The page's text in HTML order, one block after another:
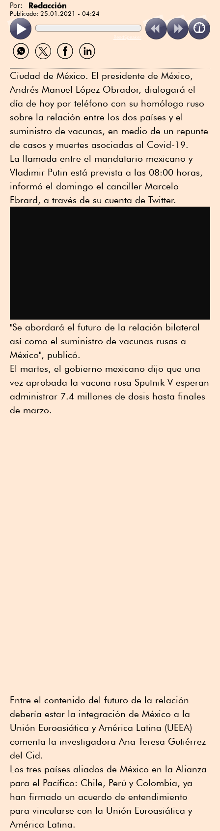
Por: Redacción
Publicado: 25.01.2021 - 04:24
ReadSpeaker
Compartir
por
Compartir
por
Compartir
por
Compartir
por
Ciudad de México. El presidente de México,
Andrés Manuel López Obrador, dialogará el
día de hoy por teléfono con su homólogo ruso
sobre la relación entre los dos países y el
suministro de vacunas, en medio de un repunte
de casos y muertes asociadas al Covid-19.
La llamada entre el mandatario mexicano y
Vladimir Putin está prevista a las 08:00 horas,
informó el domingo el canciller Marcelo
Ebrard, a través de su cuenta de Twitter.
"Se abordará el futuro de la relación bilateral
así como el suministro de vacunas rusas a
México", publicó.
El martes, el gobierno mexicano dijo que una
vez aprobada la vacuna rusa Sputnik V esperan
administrar 7.4 millones de dosis hasta finales
de marzo.
Entre el contenido del futuro de la relación
debería estar la integración de México a la
Unión Euroasiática y América Latina (UEEA)
comenta la investigadora Ana Teresa Gutiérrez
del Cid.
Los tres países aliados de México en la Alianza
para el Pacífico: Chile, Perú y Colombia, ya
han firmado un acuerdo de entendimiento
para vincularse con la Unión Euroasiática y
América Latina.